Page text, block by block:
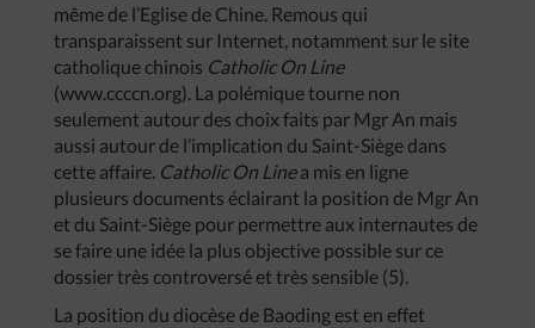
même de l’Eglise de Chine. Remous qui
transparaissent sur Internet, notamment sur le site
catholique chinois Catholic On Line
(www.ccccn.org). La polémique tourne non
seulement autour des choix faits par Mgr An mais
aussi autour de l’implication du Saint-Siège dans
cette affaire. Catholic On Linea mis en ligne
plusieurs documents éclairant la position de Mgr An
et du Saint-Siège pour permettre aux internautes de
se faire une idée la plus objective possible sur ce
dossier très controversé et très sensible (5).
La position du diocèse de Baoding est en effet